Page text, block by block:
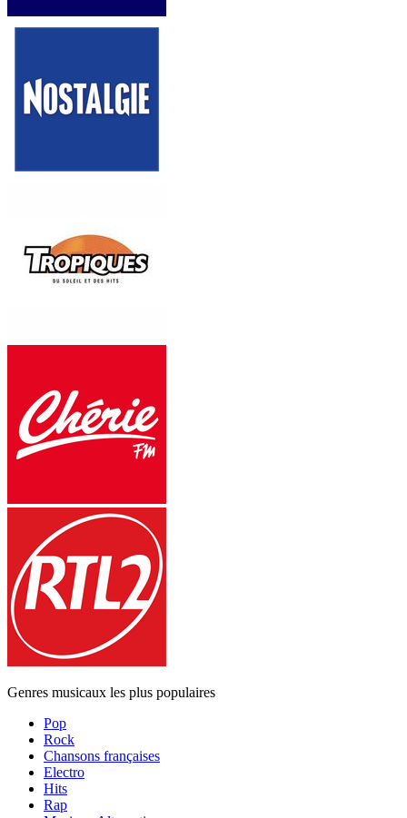
Genres musicaux les plus populaires
Pop
Rock
Chansons françaises
Electro
Hits
Rap